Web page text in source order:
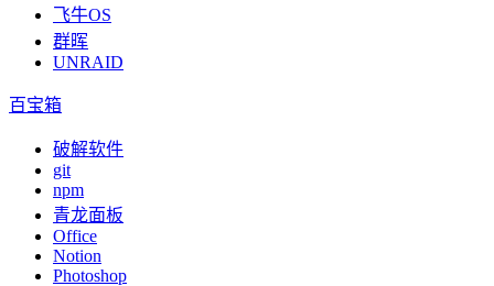
飞牛OS
群晖
UNRAID
百宝箱
破解软件
git
npm
青龙面板
Office
Notion
Photoshop